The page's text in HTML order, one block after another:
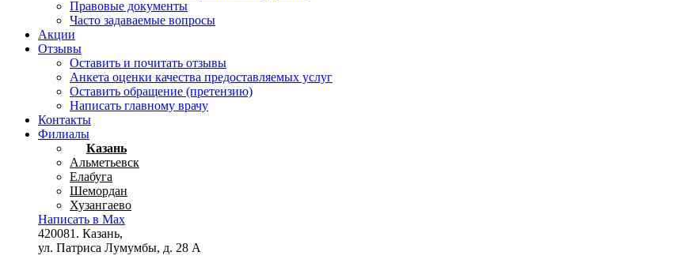
Правовые документы
Часто задаваемые вопросы
Акции
Отзывы
Оставить и почитать отзывы
Анкета оценки качества предоставляемых услуг
Оставить обращение (претензию)
Написать главному врачу
Контакты
Филиалы
Казань
Альметьевск
Елабуга
Шемордан
Хузангаево
Написать в Max
420081. Казань,
ул. Патриса Лумумбы, д. 28 А